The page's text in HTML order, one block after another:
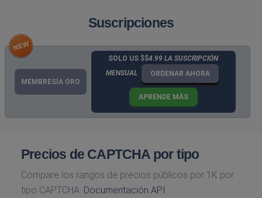
Suscripciones
MEMBRESÍA ORO
SOLO US $$4.99 LA SUSCRIPCIÓN
MENSUAL
ORDENAR AHORA
APRENDE MÁS
Precios de CAPTCHA por tipo
Compare los rangos de precios públicos por 1K por
tipo CAPTCHA. Documentación API